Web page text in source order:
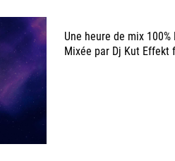
Une heure de mix
Mixée par Dj Kut Effekt